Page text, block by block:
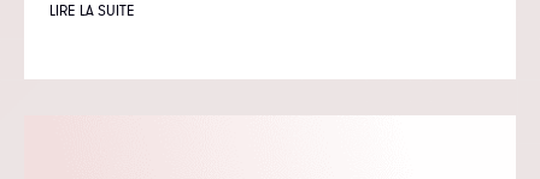
LIRE LA SUITE